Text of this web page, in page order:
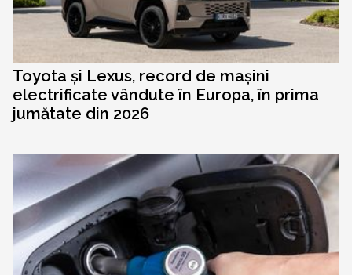
Toyota și Lexus, record de mașini
electrificate vândute în Europa, în prima
jumătate din 2026